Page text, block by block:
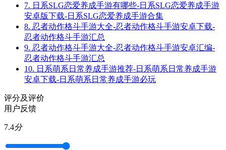
7. 日系SLG恋爱养成手游有哪些-日系SLG恋爱养成手游
安卓版下载-日系SLG恋爱养成手游合集
8. 忍者动作格斗手游大全-忍者动作格斗手游安卓下载-
忍者动作格斗手游汇总
9. 忍者动作格斗手游大全-忍者动作格斗手游安卓汇编-
忍者动作格斗手游汇总
10. 日系萌系日常养成手游推荐-日系萌系日常养成手游
安卓下载-日系萌系日常养成手游必玩
评分及评价
用户反馈
7.4分